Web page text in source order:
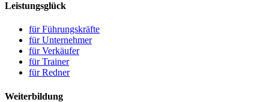
Leistungsglück
für Führungskräfte
für Unternehmer
für Verkäufer
für Trainer
für Redner
Weiterbildung